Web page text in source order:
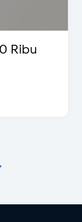
CNY 2022